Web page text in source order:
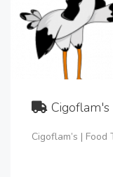
Cigoflam's
Cigoflam’s |